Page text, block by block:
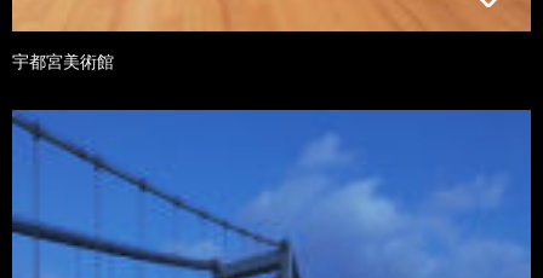
宇都宮美術館